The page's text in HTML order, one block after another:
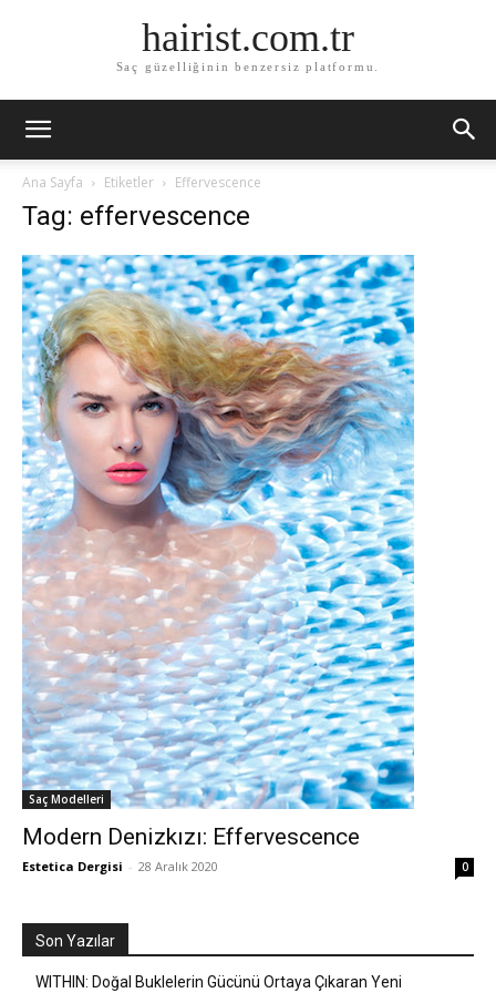
hairist.com.tr
Saç güzelliğinin benzersiz platformu.
Ana Sayfa Etiketler Effervescence
Tag: effervescence
Saç Modelleri
Modern Denizkızı: Effervescence
Estetica Dergisi - 28 Aralık 2020 0
Son Yazılar
WITHIN: Doğal Buklelerin Gücünü Ortaya Çıkaran Yeni